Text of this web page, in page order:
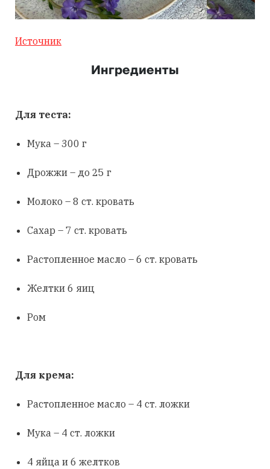
Источник
Ингредиенты
Для теста:
Мука – 300 г
Дрожжи – до 25 г
Молоко – 8 ст. кровать
Сахар – 7 ст. кровать
Растопленное масло – 6 ст. кровать
Желтки 6 яиц
Ром
Для крема:
Растопленное масло – 4 ст. ложки
Мука – 4 ст. ложки
4 яйца и 6 желтков